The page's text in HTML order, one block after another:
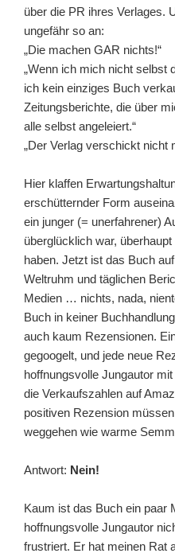
über die PR ihres Verlages.
ungefähr so an:
„Die machen GAR nichts!“
„Wenn ich mich nicht selbst
ich kein einziges Buch
Zeitungsberichte, die über
alle selbst angeleiert.“
„Der Verlag verschickt nicht
Hier klaffen
erschütternder Form
ein junger (= unerfahrener)
überglücklich war,
haben. Jetzt ist das Buch
Weltruhm und täglichen
Medien … nichts, nada,
Buch in keiner
auch kaum Rezensionen.
gegoogelt, und jede neue
hoffnungsvolle Jungautor
die Verkaufszahlen auf
positiven Rezension
weggehen wie warme
Antwort: Nein!
Kaum ist das Buch ein paar
hoffnungsvolle Jungautor
frustriert. Er hat meinen Rat